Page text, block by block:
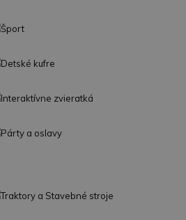
Šport
Detské kufre
Interaktívne zvieratká
Párty a oslavy
Traktory a Stavebné stroje